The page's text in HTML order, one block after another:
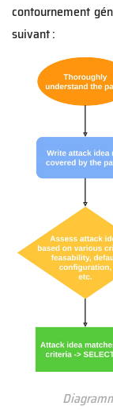
contournement
suivant :